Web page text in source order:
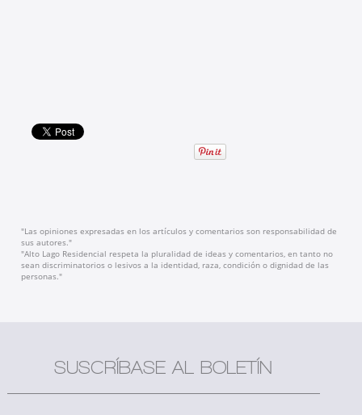
"Las opiniones expresadas en los artículos y comentarios son responsabilidad de
sus autores."
"Alto Lago Residencial respeta la pluralidad de ideas y comentarios, en tanto no
sean discriminatorios o lesivos a la identidad, raza, condición o dignidad de las
personas."
SUSCRÍBASE AL BOLETÍN